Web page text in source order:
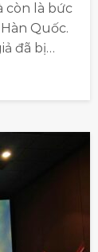
còn là bức
Quốc.
đã bị…